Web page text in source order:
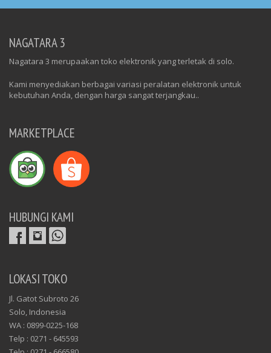
NAGATARA 3
Nagatara 3 merupaakan toko elektronik yang terletak di solo.
Kami menyediakan berbagai variasi peralatan elektronik untuk
kebutuhan Anda, dengan harga sangat terjangkau..
MARKETPLACE
HUBUNGI KAMI
LOKASI TOKO
Jl. Gatot Subroto 26
Solo, Indonesia
WA : 0899-0225-168
Telp : 0271 - 645593